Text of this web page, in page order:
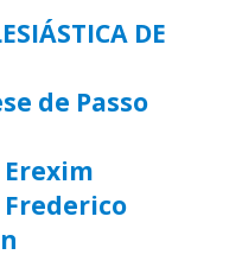
DE
de Passo
Erexim
Frederico